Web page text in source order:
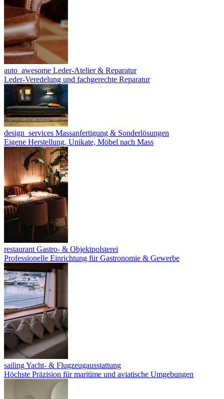
auto_awesome Leder-Atelier & Reparatur
Leder-Veredelung und fachgerechte Reparatur
design_services Massanfertigung & Sonderlösungen
Eigene Herstellung, Unikate, Möbel nach Mass
restaurant Gastro- & Objektpolsterei
Professionelle Einrichtung für Gastronomie & Gewerbe
sailingYacht- & Flugzeugausstattung
Höchste Präzision für maritime und aviatische Umgebungen